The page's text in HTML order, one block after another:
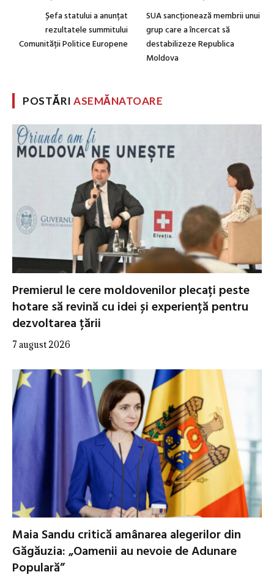
Șefa statului a anunțat
rezultatele summitului
Comunității Politice Europene
SUA sancționează membrii unui
grup care a încercat să
destabilizeze Republica
Moldova
POSTĂRIASEMĂNATOARE
Premierul le cere moldovenilor plecați peste
hotare să revină cu idei și experiență pentru
dezvoltarea țării
7 august 2026
Maia Sandu critică amânarea alegerilor din
Găgăuzia: „Oamenii au nevoie de Adunare
Populară”